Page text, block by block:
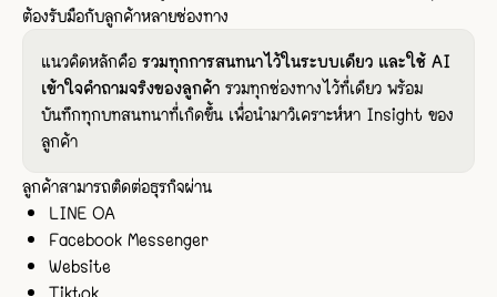
ต้องรับมือกับลูกค้าหลายช่องทาง
แนวคิดหลักคือ รวมทุกการสนทนาไว้ในระบบเดียว และใช้ AI
เข้าใจคำถามจริงของลูกค้า รวมทุกช่องทางไว้ที่เดียว พร้อม
บันทึกทุกบทสนทนาที่เกิดขึ้น เพื่อนำมาวิเคราะห์หา Insight ของ
ลูกค้า
ลูกค้าสามารถติดต่อธุรกิจผ่าน
LINE OA
Facebook Messenger
Website